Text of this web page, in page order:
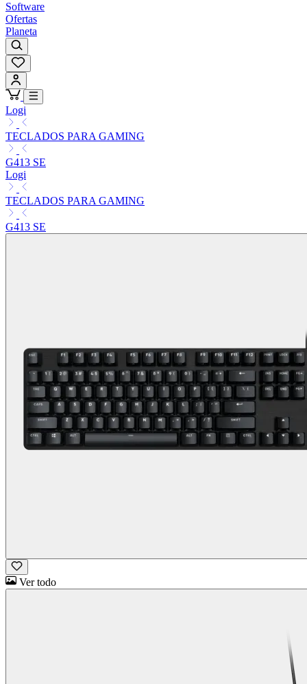
Software
Ofertas
Planeta
Logi
TECLADOS PARA GAMING
G413 SE
Logi
TECLADOS PARA GAMING
G413 SE
Ver todo